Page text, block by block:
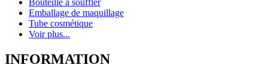
Emballage de maquillage
Tube cosmétique
Voir plus...
INFORMATION